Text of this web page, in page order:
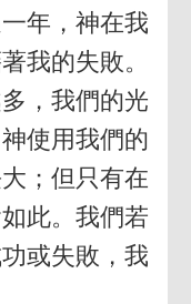
年，神在我
我的失敗。
，我們的光
使用我們的
；但只有在
此。我們若
或失敗，我